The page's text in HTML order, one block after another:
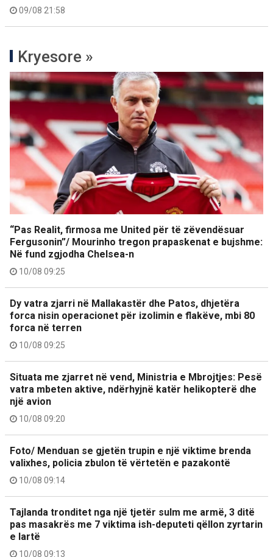
09/08 21:58
Kryesore »
“Pas Realit, firmosa me United për të zëvendësuar
Fergusonin”/ Mourinho tregon prapaskenat e bujshme:
Në fund zgjodha Chelsea-n
10/08 09:25
Dy vatra zjarri në Mallakastër dhe Patos, dhjetëra
forca nisin operacionet për izolimin e flakëve, mbi 80
forca në terren
10/08 09:25
Situata me zjarret në vend, Ministria e Mbrojtjes: Pesë
vatra mbeten aktive, ndërhyjnë katër helikopterë dhe
një avion
10/08 09:20
Foto/ Menduan se gjetën trupin e një viktime brenda
valixhes, policia zbulon të vërtetën e pazakontë
10/08 09:14
Tajlanda tronditet nga një tjetër sulm me armë, 3 ditë
pas masakrës me 7 viktima ish-deputeti qëllon zyrtarin
e lartë
10/08 09:13